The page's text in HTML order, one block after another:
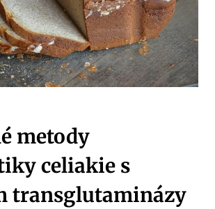
metody
celiakie s
transglutaminázy